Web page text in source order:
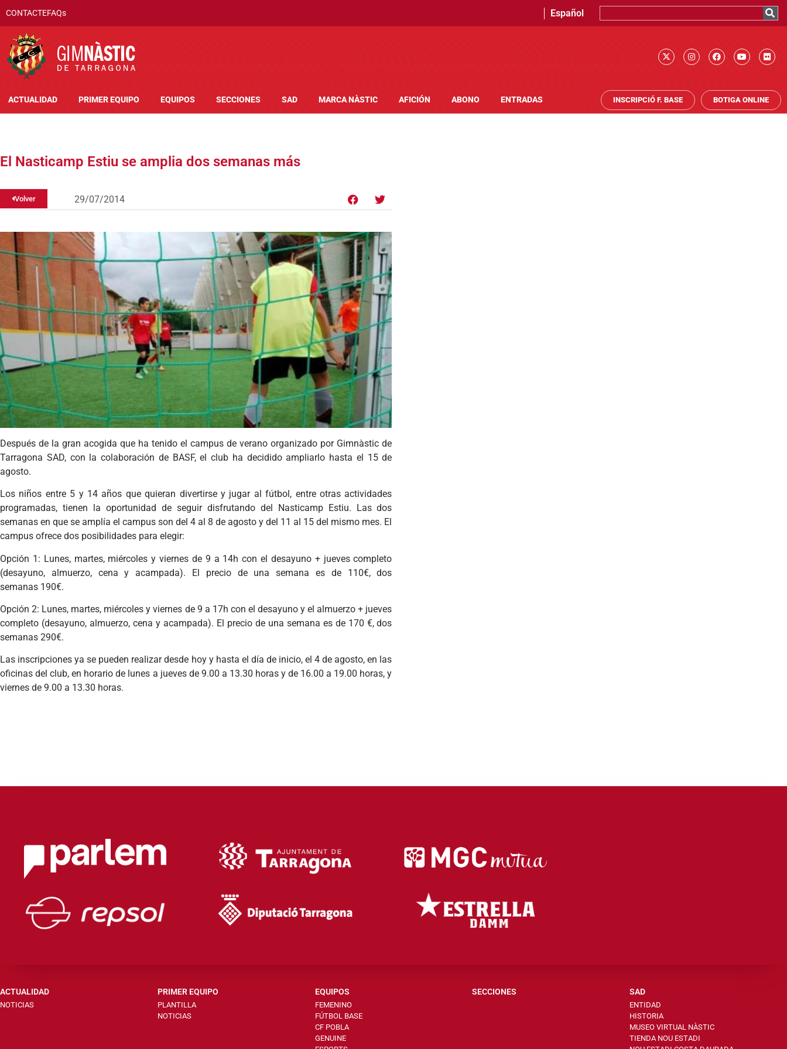
CONTACTEFAQs Español
ACTUALIDAD PRIMER EQUIPO EQUIPOS SECCIONES SAD MARCA NÀSTIC AFICIÓN ABONO ENTRADAS INSCRIPCIÓ F. BASE BOTIGA ONLINE
El Nasticamp Estiu se amplia dos semanas más
Volver 29/07/2014
Después de la gran acogida que ha tenido el campus de verano organizado por Gimnàstic de
Tarragona SAD, con la colaboración de BASF, el club ha decidido ampliarlo hasta el 15 de
agosto.
Los niños entre 5 y 14 años que quieran divertirse y jugar al fútbol, entre otras actividades
programadas, tienen la oportunidad de seguir disfrutando del Nasticamp Estiu. Las dos
semanas en que se amplía el campus son del 4 al 8 de agosto y del 11 al 15 del mismo mes. El
campus ofrece dos posibilidades para elegir:
Opción 1: Lunes, martes, miércoles y viernes de 9 a 14h con el desayuno + jueves completo
(desayuno, almuerzo, cena y acampada). El precio de una semana es de 110€, dos
semanas 190€.
Opción 2: Lunes, martes, miércoles y viernes de 9 a 17h con el desayuno y el almuerzo + jueves
completo (desayuno, almuerzo, cena y acampada). El precio de una semana es de 170 €, dos
semanas 290€.
Las inscripciones ya se pueden realizar desde hoy y hasta el día de inicio, el 4 de agosto, en las
oficinas del club, en horario de lunes a jueves de 9.00 a 13.30 horas y de 16.00 a 19.00 horas, y
viernes de 9.00 a 13.30 horas.
ACTUALIDAD
NOTICIAS
PRIMER EQUIPO
PLANTILLA
NOTICIAS
EQUIPOS
FEMENINO
FÚTBOL BASE
CF POBLA
GENUINE
SECCIONES SAD
ENTIDAD
HISTORIA
MUSEO VIRTUAL NÀSTIC
TIENDA NOU ESTADI